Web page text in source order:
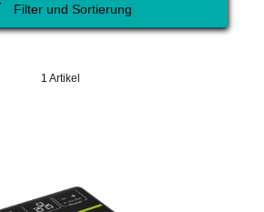
Filter und Sortierung
1 Artikel